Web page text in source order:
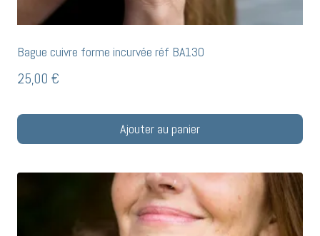
Bague cuivre forme incurvée réf BA130
25,00 €
Ajouter au panier